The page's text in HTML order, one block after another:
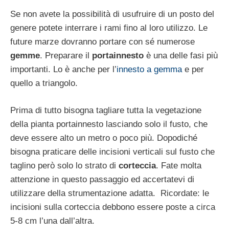
Se non avete la possibilità di usufruire di un posto del
genere potete interrare i rami fino al loro utilizzo. Le
future marze dovranno portare con sé numerose
gemme. Preparare il portainnesto è una delle fasi più
importanti. Lo è anche per l’innesto a gemmae per
quello a triangolo.
Prima di tutto bisogna tagliare tutta la vegetazione
della pianta portainnesto lasciando solo il fusto, che
deve essere alto un metro o poco più. Dopodiché
bisogna praticare delle incisioni verticali sul fusto che
taglino però solo lo strato di corteccia. Fate molta
attenzione in questo passaggio ed accertatevi di
utilizzare della strumentazione adatta. Ricordate: le
incisioni sulla corteccia debbono essere poste a circa
5-8 cm l’una dall’altra.